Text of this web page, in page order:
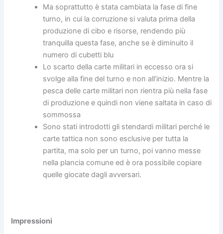
Ma soprattutto è stata cambiata la fase di fine
turno, in cui la corruzione si valuta prima della
produzione di cibo e risorse, rendendo più
tranquilla questa fase, anche se è diminuito il
numero di cubetti blu
Lo scarto della carte militari in eccesso ora si
svolge alla fine del turno e non all’inizio. Mentre la
pesca delle carte militari non rientra più nella fase
di produzione e quindi non viene saltata in caso di
sommossa
Sono stati introdotti gli stendardi militari perché le
carte tattica non sono esclusive per tutta la
partita, ma solo per un turno, poi vanno messe
nella plancia comune ed è ora possibile copiare
quelle giocate dagli avversari.
Impressioni